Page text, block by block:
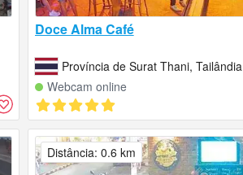
Doce Alma Café
Província de Surat Thani, Tailândia
Webcam online
Distância: 0.6 km